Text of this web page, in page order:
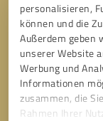
personalisieren,
können und die
Außerdem geben
unserer Website
Werbung und
Informationen
zusammen, die
Rahmen Ihrer